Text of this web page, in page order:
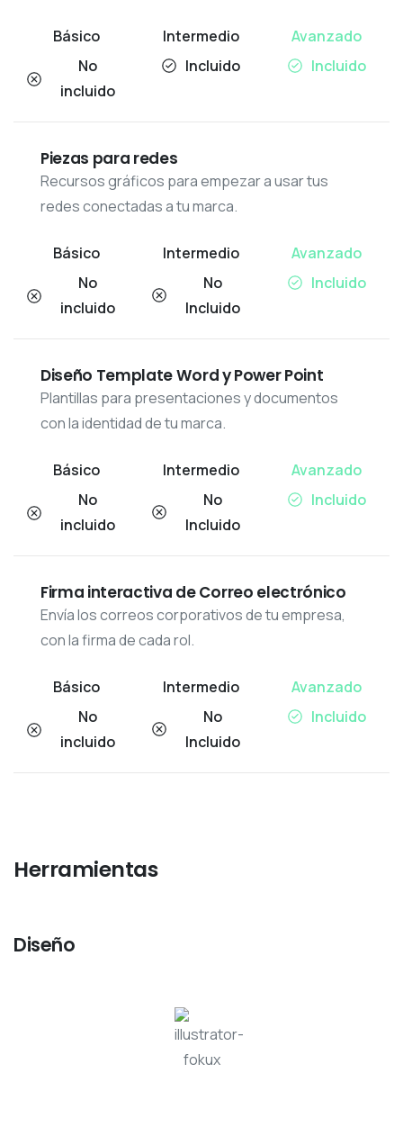
No
incluido
Incluido Incluido
Piezas para redes
Recursos gráficos para empezar a usar tus
redes conectadas a tu marca.
No
incluido
No
Incluido
Incluido
Diseño Template Word y Power Point
Plantillas para presentaciones y documentos
con la identidad de tu marca.
No
incluido
No
Incluido
Incluido
Firma interactiva de Correo electrónico
Envía los correos corporativos de tu empresa,
con la firma de cada rol.
No
incluido
No
Incluido
Incluido
Herramientas
Diseño